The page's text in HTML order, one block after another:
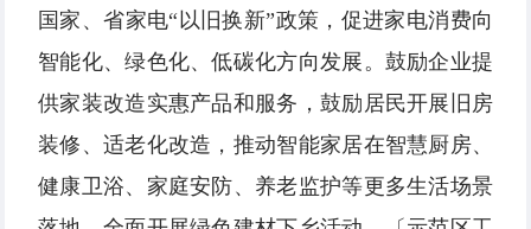
国家、省家电“以旧换新”政策，促进家电消费向
智能化、绿色化、低碳化方向发展。鼓励企业提
供家装改造实惠产品和服务，鼓励居民开展旧房
装修、适老化改造，推动智能家居在智慧厨房、
健康卫浴、家庭安防、养老监护等更多生活场景